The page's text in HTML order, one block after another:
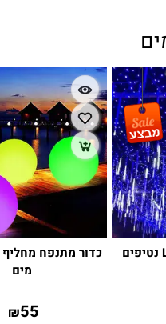
כדור מתנפח מחליף
מים
₪55